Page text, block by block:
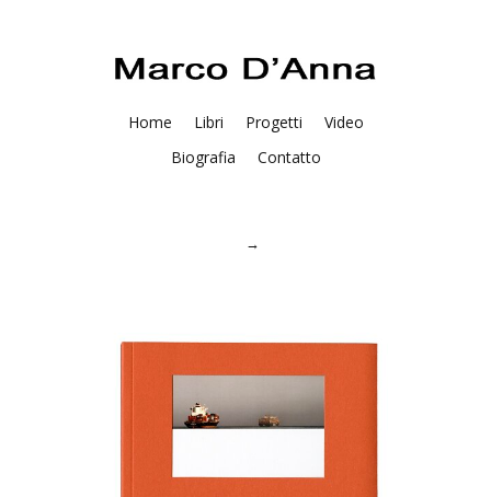
Home Libri Progetti
Video
Biografia
Contatto